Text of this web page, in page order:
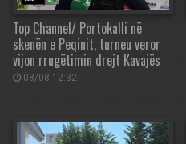
Top Channel/ Portokalli në
skenën e Peqinit, turneu veror
vijon rrugëtimin drejt Kavajës
08/08 12:32